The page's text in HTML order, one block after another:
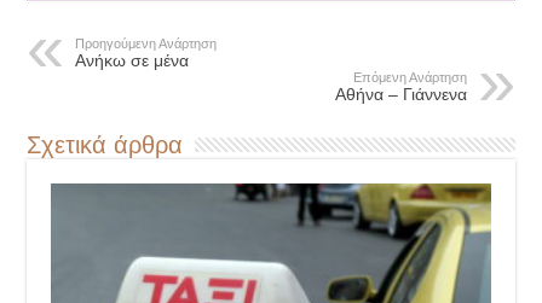
Προηγούμενη Ανάρτηση
Ανήκω σε μένα
Επόμενη Ανάρτηση
Αθήνα – Γιάννενα
Σχετικά άρθρα